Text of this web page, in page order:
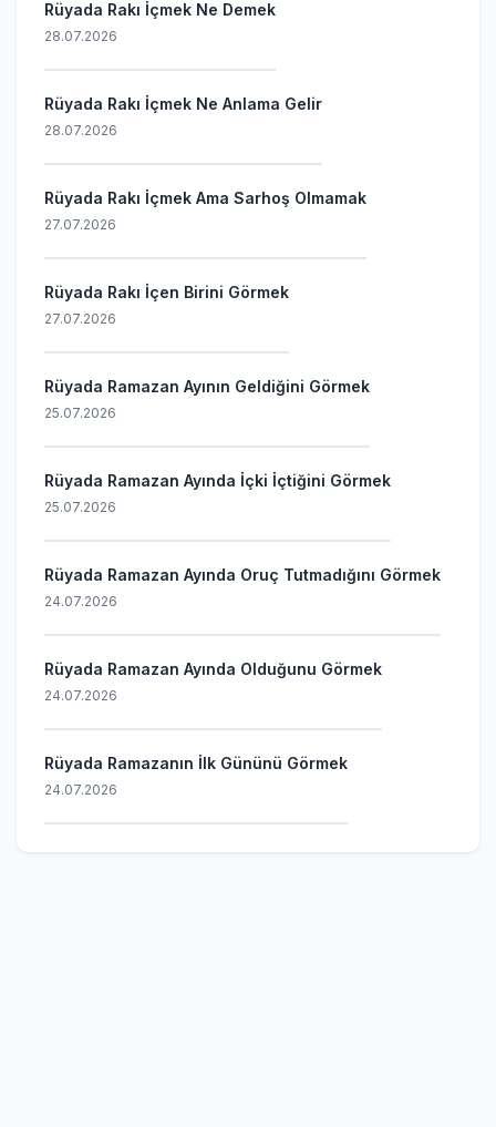
Rüyada Rakı İçmek Ne Demek
28.07.2026
Rüyada Rakı İçmek Ne Anlama Gelir
28.07.2026
Rüyada Rakı İçmek Ama Sarhoş Olmamak
27.07.2026
Rüyada Rakı İçen Birini Görmek
27.07.2026
Rüyada Ramazan Ayının Geldiğini Görmek
25.07.2026
Rüyada Ramazan Ayında İçki İçtiğini Görmek
25.07.2026
Rüyada Ramazan Ayında Oruç Tutmadığını Görmek
24.07.2026
Rüyada Ramazan Ayında Olduğunu Görmek
24.07.2026
Rüyada Ramazanın İlk Gününü Görmek
24.07.2026